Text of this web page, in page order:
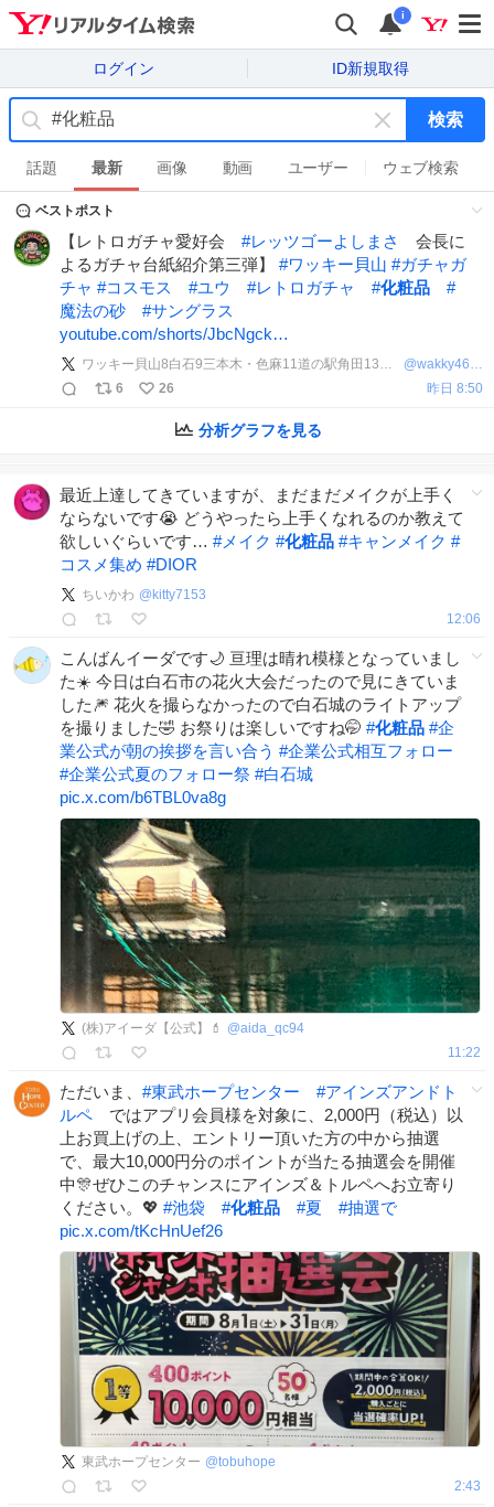
i
ログイン ID新規取得
キ
ー
ワ
ド
を
消
検索
話題 最新 画像 動画 ユーザー ウェブ検索
ベストポスト
【レトロガチャ愛好会 #レッツゴーよしまさ
会長に
よるガチャ台紙紹介第三弾】 #ワッキー貝山 #ガチャガ
チャ #コスモス #ユウ #レトロガチャ #化粧品
#
魔法の砂
#サングラス
youtube.com/shorts/JbcNgck…
ワッキー貝山8白石9三本木・色麻11道の駅角田13金蛇水神社14.15あら伊達22村山徳内祭り @wakky4649
6
26 昨日 8:50
分析グラフを見る
最近上達してきていますが、まだまだメイクが上手く
ならないです😭 どうやったら上手くなれるのか教えて
欲しいぐらいです… #メイク #化粧品 #キャンメイク #
コスメ集め #DIOR
ちいかわ @ kitty7153
12:06
こんばんイーダです🌙 亘理は晴れ模様となっていまし
た☀️ 今日は白石市の花火大会だったので見にきていま
した🎆 花火を撮らなかったので白石城のライトアップ
を撮りました🤣 お祭りは楽しいですね🤭 #化粧品 #企
業公式が朝の挨拶を言い合う #企業公式相互フォロー
#企業公式夏のフォロー祭 #白石城
pic.x.com/b6TBL0va8g
(株)アイーダ【公式】💄 @aida_qc94
11:22
ただいま、 #東武ホープセンター #アインズアンドト
ルペ ではアプリ会員様を対象に、2,000円（税込）以
上お買上げの上、エントリー頂いた方の中から抽選
で、最大10,000円分のポイントが当たる抽選会を開催
中🎊ぜひこのチャンスにアインズ＆トルペへお立寄り
ください。💖 #池袋 #化粧品 #夏 #抽選で
pic.x.com/tKcHnUef26
東武ホープセンター @tobuhope
2:43